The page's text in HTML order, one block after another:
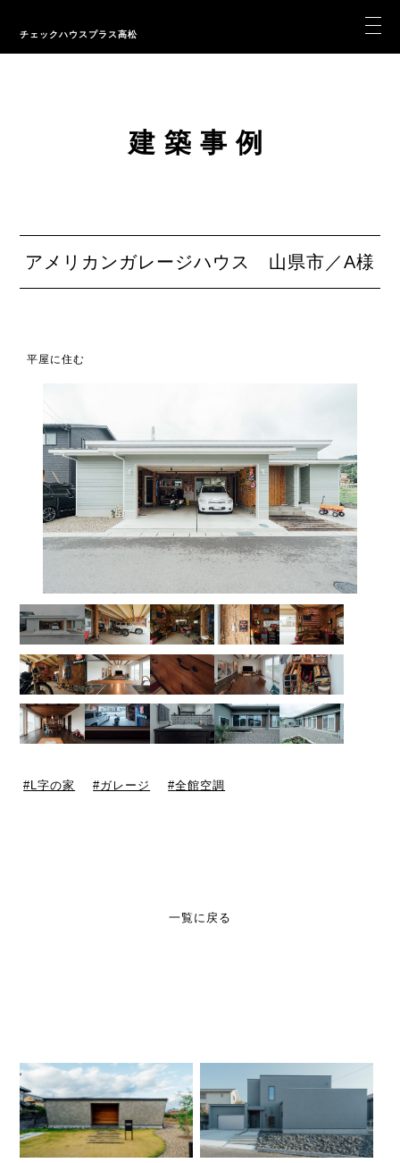
チェックハウスプラス高松
建築事例
アメリカンガレージハウス 山県市／A様
平屋に住む
L字の家 ガレージ 全館空調
一覧に戻る